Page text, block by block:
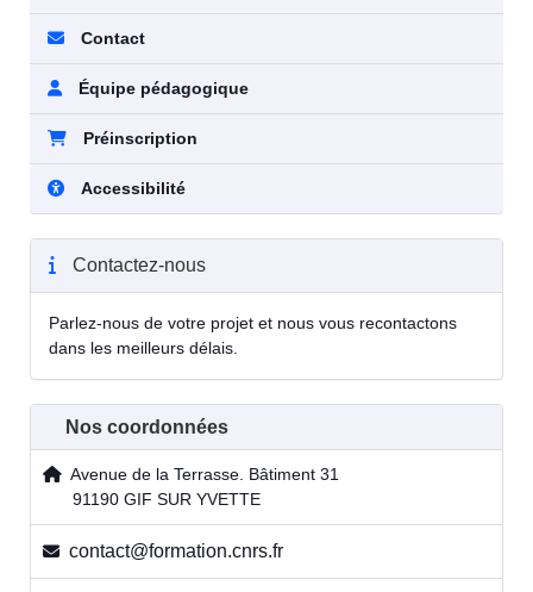
Contact
Équipe pédagogique
Préinscription
Accessibilité
Contactez-nous
Parlez-nous de votre projet et nous vous recontactons
dans les meilleurs délais.
Nos coordonnées
Avenue de la Terrasse. Bâtiment 31
91190 GIF SUR YVETTE
contact@formation.cnrs.fr